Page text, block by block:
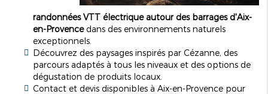
randonnées VTT électrique autour des barrages d'Aix-
en-Provencedans des environnements naturels
exceptionnels.
Découvrez des paysages inspirés par Cézanne, des
parcours adaptés à tous les niveaux et des options de
dégustation de produits locaux.
Contact et devis disponibles à Aix-en-Provence pour